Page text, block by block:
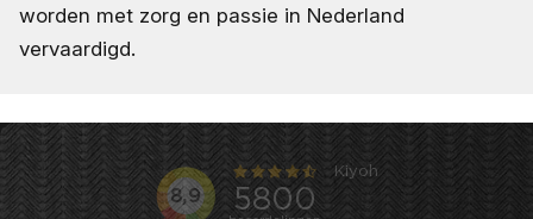
worden met zorg en passie in Nederland
vervaardigd.